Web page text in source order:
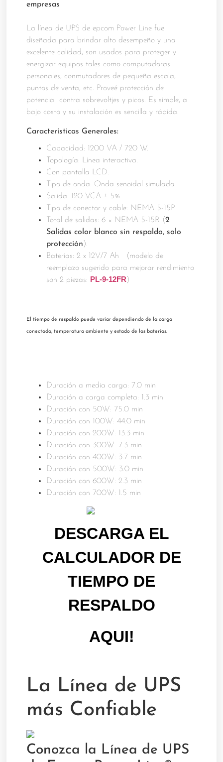
empresas
La línea de UPS de epcom Power Line fue
diseñada para brindar alto desempeño y una
excelente calidad, son usados para proteger y
energizar equipos tales como computadoras
personales, conmutadores de pequeña escala,
puntos de venta, etc. Proveé protección de
potencia contra sobrevoltjes y picos. Es simple, a
bajo costo y su instalación es sencilla y rápida.
Características Generales:
Capacidad: 1200 VA / 720 W.
Topología: Línea interactiva.
Con pantalla LCD.
Tipo de onda: Onda senoidal simulada
Salida: 120 VCA ± 5%
Tipo de conector y cable: NEMA 5-15P.
Total de salidas: 6 × NEMA 5-15R (2
Salidas color blanco sin respaldo, solo
protección ).
Baterias: 2 x 12V/7 Ah
(modelo de
reemplazo sugerido para mejorar rendimiento
son 2 piezas: PL-9-12FR )
El tiempo de respaldo puede variar dependiendo de la carga
conectada, temperatura ambiente y estado de las baterias.
Duración a media carga: 7.0 min
Duración a carga completa: 1.3 min
Duración con 50W: 75.0 min
Duración con 100W: 44.0 min
Duración con 200W: 13.3 min
Duración con 300W: 7.3 min
Duración con 400W: 3.7 min
Duración con 500W: 3.0 min
Duración con 600W: 2.3 min
Duración con 700W: 1.5 min
DESCARGA EL
CALCULADOR DE
TIEMPO DE
RESPALDO
AQUI!
La Línea de UPS
más Confiable
Conozca la Línea de UPS